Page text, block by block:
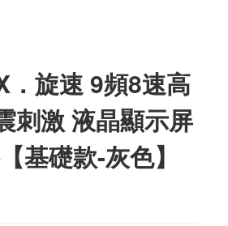
．旋速 9頻8速高
刺激 液晶顯示屏
基礎款-灰色】